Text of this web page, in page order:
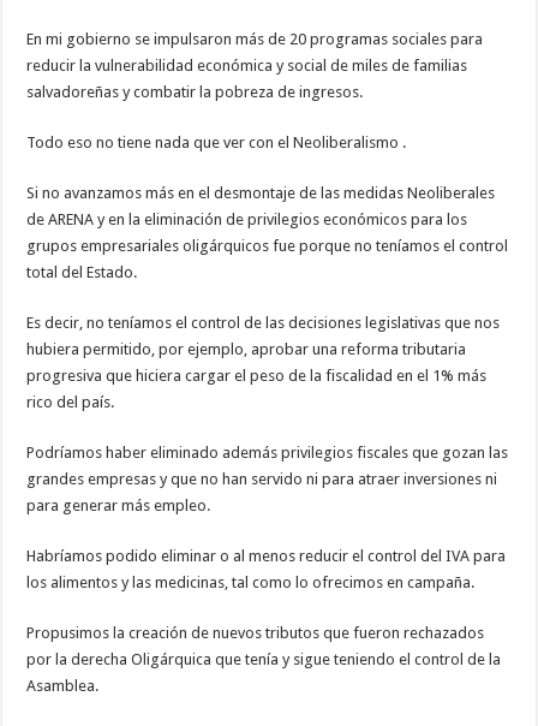
En mi gobierno se impulsaron más de 20 programas sociales para
reducir la vulnerabilidad económica y social de miles de familias
salvadoreñas y combatir la pobreza de ingresos.
Todo eso no tiene nada que ver con el Neoliberalismo .
Si no avanzamos más en el desmontaje de las medidas Neoliberales
de ARENA y en la eliminación de privilegios económicos para los
grupos empresariales oligárquicos fue porque no teníamos el control
total del Estado.
Es decir, no teníamos el control de las decisiones legislativas que nos
hubiera permitido, por ejemplo, aprobar una reforma tributaria
progresiva que hiciera cargar el peso de la fiscalidad en el 1% más
rico del país.
Podríamos haber eliminado además privilegios fiscales que gozan las
grandes empresas y que no han servido ni para atraer inversiones ni
para generar más empleo.
Habríamos podido eliminar o al menos reducir el control del IVA para
los alimentos y las medicinas, tal como lo ofrecimos en campaña.
Propusimos la creación de nuevos tributos que fueron rechazados
por la derecha Oligárquica que tenía y sigue teniendo el control de la
Asamblea.